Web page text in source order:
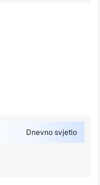
Dnevno svjetlo